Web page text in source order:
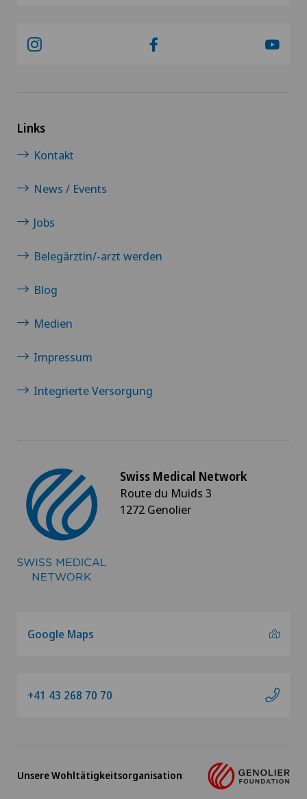
Links
Kontakt
News / Events
Jobs
Belegärztin/-arzt werden
Blog
Medien
Impressum
Integrierte Versorgung
Swiss Medical Network
Route du Muids 3
1272 Genolier
Google Maps
+41 43 268 70 70
Unsere Wohltätigkeitsorganisation